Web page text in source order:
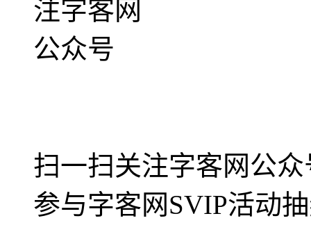
扫一扫关注字客网公众
参与字客网SVIP活动